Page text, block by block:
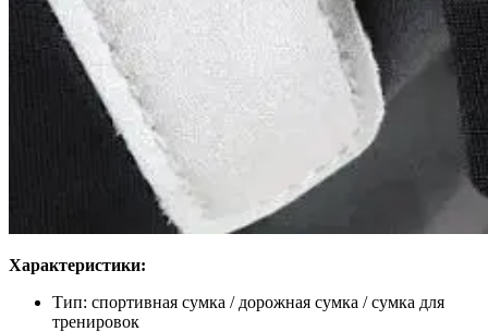
Характеристики:
Тип: спортивная сумка / дорожная сумка / сумка для
тренировок